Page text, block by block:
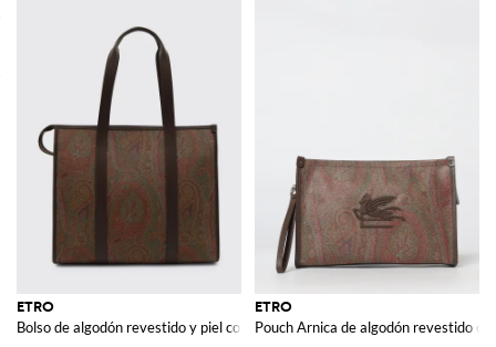
ETRO
Bolso de algodón revestido y piel con estampado Paisley
ETRO
Pouch Arnica de algodón revestido